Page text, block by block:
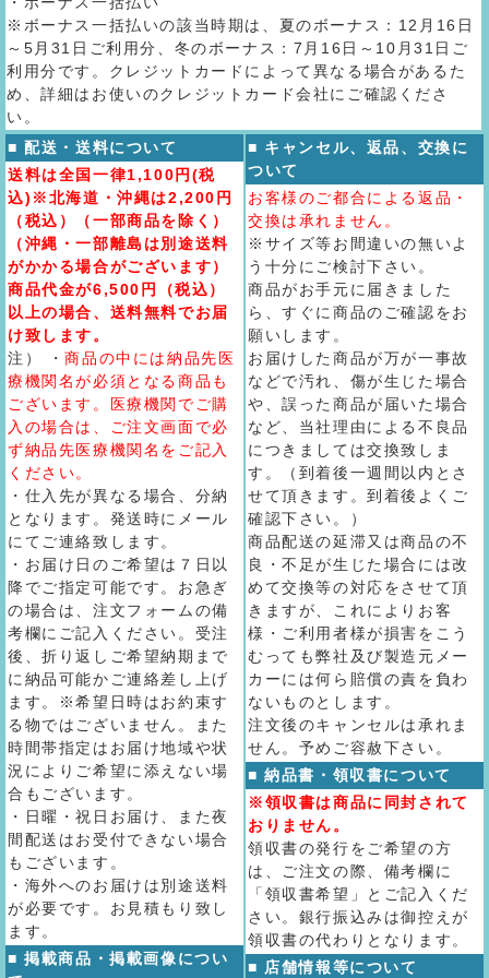
※ボーナス一括払いの該当時期は、夏のボーナス：12月16日
～5月31日ご利用分、冬のボーナス：7月16日～10月31日ご
利用分です。クレジットカードによって異なる場合があるた
め、詳細はお使いのクレジットカード会社にご確認くださ
い。
■ 配送・送料について
送料は全国一律1,100円(税
込)※北海道・沖縄は2,200円
（税込）（一部商品を除く）
（沖縄・一部離島は別途送料
がかかる場合がございます）
商品代金が6,500円（税込）
以上の場合、送料無料でお届
け致します。
注） ・商品の中には納品先医
療機関名が必須となる商品も
ございます。医療機関でご購
入の場合は、ご注文画面で必
ず納品先医療機関名をご記入
ください。
・仕入先が異なる場合、分納
となります。発送時にメール
にてご連絡致します。
・お届け日のご希望は７日以
降でご指定可能です。お急ぎ
の場合は、注文フォームの備
考欄にご記入ください。受注
後、折り返しご希望納期まで
に納品可能かご連絡差し上げ
ます。※希望日時はお約束す
る物ではございません。また
時間帯指定はお届け地域や状
況によりご希望に添えない場
合もございます。
・日曜・祝日お届け、また夜
間配送はお受付できない場合
もございます。
・海外へのお届けは別途送料
が必要です。お見積もり致し
ます。
■ 掲載商品・掲載画像につい
■ キャンセル、返品、交換に
ついて
お客様のご都合による返品・
交換は承れません。
※サイズ等お間違いの無いよ
う十分にご検討下さい。
商品がお手元に届きました
ら、すぐに商品のご確認をお
願いします。
お届けした商品が万が一事故
などで汚れ、傷が生じた場合
や、誤った商品が届いた場合
など、当社理由による不良品
につきましては交換致しま
す。（到着後一週間以内とさ
せて頂きます。到着後よくご
確認下さい。）
商品配送の延滞又は商品の不
良・不足が生じた場合には改
めて交換等の対応をさせて頂
きますが、これによりお客
様・ご利用者様が損害をこう
むっても弊社及び製造元メー
カーには何ら賠償の責を負わ
ないものとします。
注文後のキャンセルは承れま
せん。予めご容赦下さい。
■ 納品書・領収書について
※領収書は商品に同封されて
おりません。
領収書の発行をご希望の方
は、ご注文の際、備考欄に
「領収書希望」とご記入くだ
さい。銀行振込みは御控えが
領収書の代わりとなります。
■ 店舗情報等について